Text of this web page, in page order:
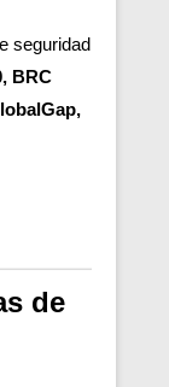
seguridad
BRC
de